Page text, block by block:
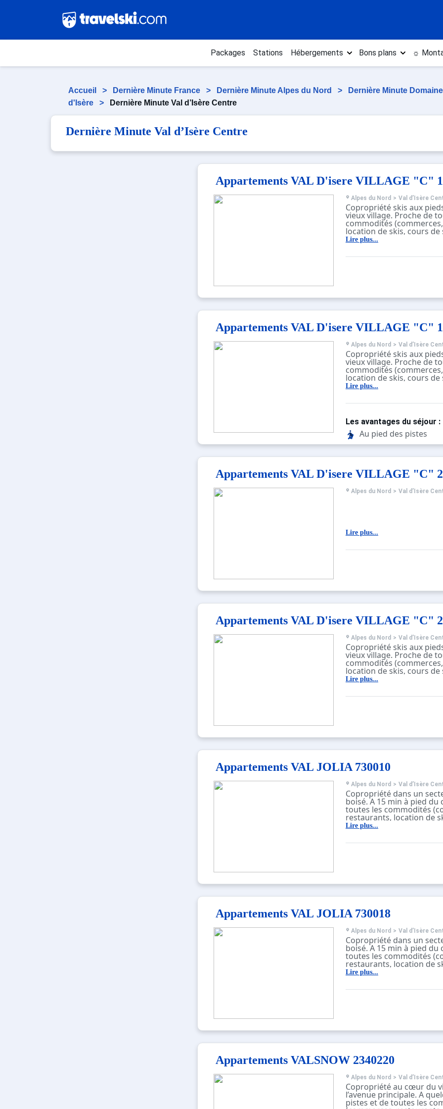
Packages Stations Hébergements Bons plans ☼
Accueil > Dernière Minute France > Dernière Minute Alpes du Nord > Dernière Minute
d'Isère
> Dernière Minute Val d’Isère Centre
Dernière Minute Val d’Isère Centre
Appartements VAL D'isere VILLAGE "C"
Alpes du Nord > Val d’Isère
Copropriété skis aux
vieux village. Proche de
commodités
location de skis, cours de
Résidence avec
Casiers à skis et casier à
résidence.
Lire plus...
Appartements VAL D'isere VILLAGE "C"
Alpes du Nord > Val d’Isère
Copropriété skis aux
vieux village. Proche de
commodités
location de skis, cours de
Résidence avec
Casiers à skis et casier à
Navette gratuite à
résidence en direction de
Fornet desservant toute
Parking payant du Centre
résidence.
Lire plus...
Les avantages du séjour :
Au pied des pistes
Appartements VAL D'isere VILLAGE "C"
Alpes du Nord > Val d’Isère
Lire plus...
Appartements VAL D'isere VILLAGE "C"
Alpes du Nord > Val d’Isère
Copropriété skis aux
vieux village. Proche de
commodités
location de skis, cours de
Résidence avec
Casiers à skis et casier à
résidence.
Lire plus...
Appartements VAL JOLIA 730010
Alpes du Nord > Val d’Isère
Copropriété dans un
boisé. A 15 min à pied du
toutes les commodités
restaurants, location de
skis…).
digicode.
Lire plus...
Appartements VAL JOLIA 730018
Alpes du Nord > Val d’Isère
Copropriété dans un
boisé. A 15 min à pied du
toutes les commodités
restaurants, location de
skis…).
digicode.
Lire plus...
Appartements VALSNOW 2340220
Alpes du Nord > Val d’Isère
Copropriété au cœur du
l’avenue principale. A
pistes et de toutes les